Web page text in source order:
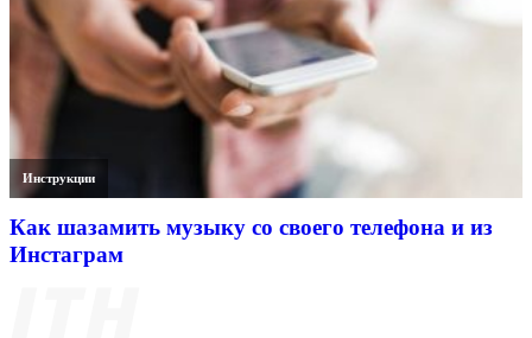
Инструкции
Как шазамить музыку со своего телефона и из
Инстаграм